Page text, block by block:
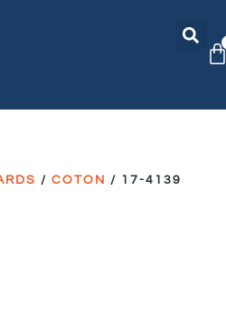
/COTON / 17-4139